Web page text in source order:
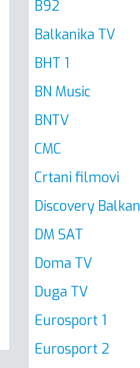
B92
Balkanika TV
BHT 1
BN Music
BNTV
CMC
Crtani filmovi
Discovery Balkan
DM SAT
Doma TV
Duga TV
Eurosport 1
Eurosport 2